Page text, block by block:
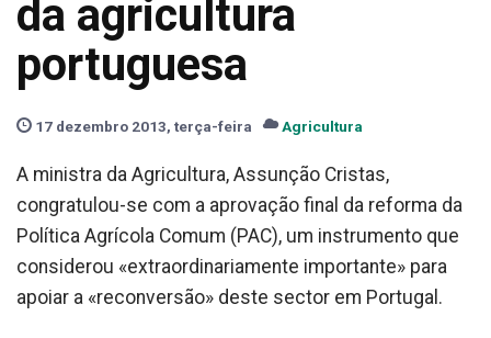
da agricultura
portuguesa
17 dezembro 2013, terça-feira Agricultura
A ministra da Agricultura, Assunção Cristas,
congratulou-se com a aprovação final da reforma da
Política Agrícola Comum (PAC), um instrumento que
considerou «extraordinariamente importante» para
apoiar a «reconversão» deste sector em Portugal.